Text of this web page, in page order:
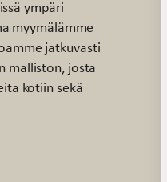
ympäri
myymälämme
jatkuvasti
malliston, josta
kotiin sekä